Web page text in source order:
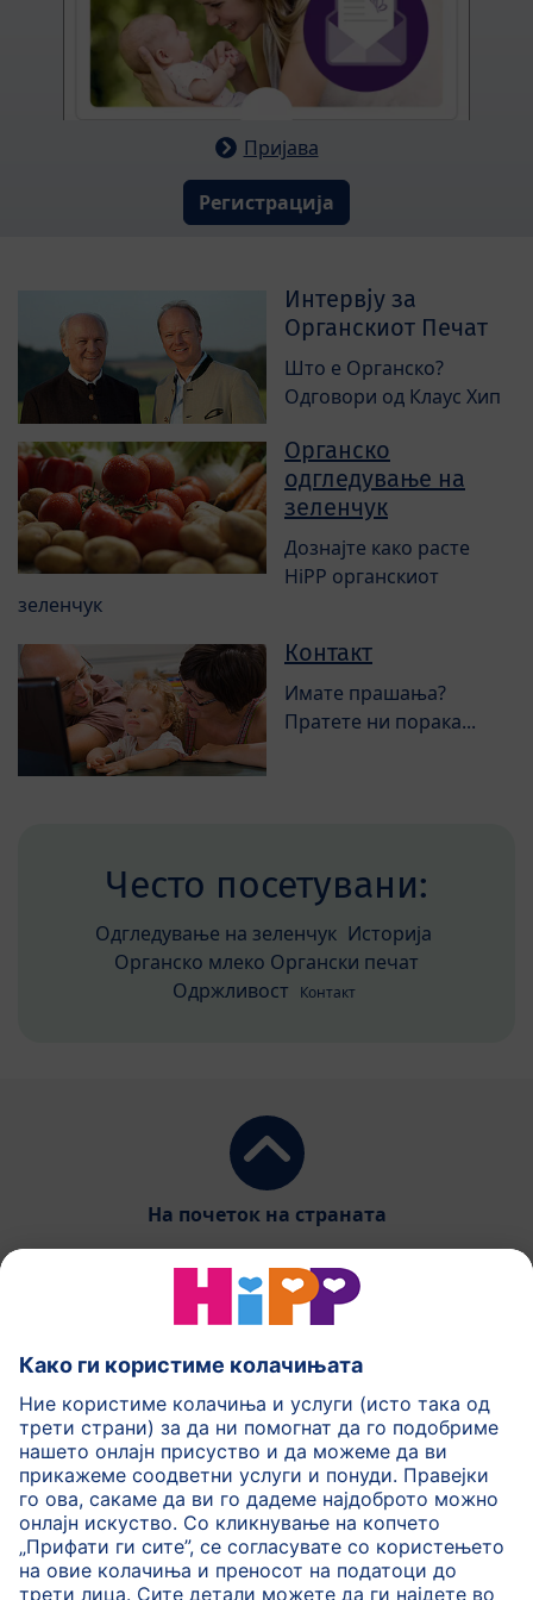
Пријава
Регистрација
Интервју за
Органскиот Печат
Што е Органско?
Одговори од Клаус Хип
Органско
одгледување на
зеленчук
Дознајте како расте
HiPP органскиот
зеленчук
Контакт
Имате прашања?
Пратете ни порака...
Често посетувани:
Одгледување на зеленчук Историја
Органско млеко Органски печат
Одржливост
Контакт
На почеток на страната
HiPP Млечни формули
HiPP Храна за бебиња
HiPP за деца
HiPP Нега за кожа
HiPP Бременост
Политика на приватност
Услови на користење